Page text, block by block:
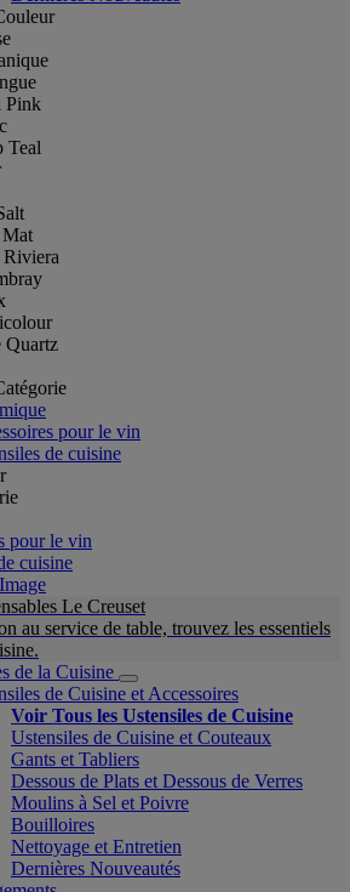
Pink
Teal
Quartz
pour le vin
de cuisine
pour le vin
cuisine
Le Creuset
au service de table, trouvez les essentiels
de la Cuisine
de Cuisine et Accessoires
Voir Tous les Ustensiles de Cuisine
Ustensiles de Cuisine et Couteaux
Gants et Tabliers
Dessous de Plats et Dessous de Verres
Moulins à Sel et Poivre
Bouilloires
Nettoyage et Entretien
Dernières Nouveautés